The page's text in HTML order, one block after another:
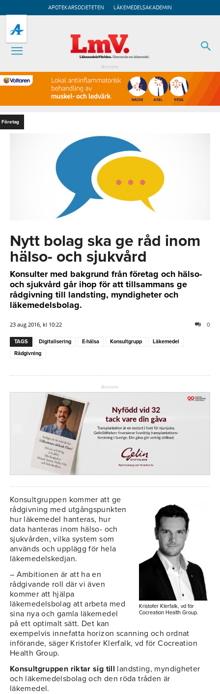
APOTEKARSOCIETETEN LÄKEMEDELSAKADEMIN
Annons
Företag
Nytt bolag ska ge råd inom
hälso- och sjukvård
Konsulter med bakgrund från företag och hälso-
och sjukvård går ihop för att tillsammans ge
rådgivning till landsting, myndigheter och
läkemedelsbolag.
23 aug 2016, kl 10:22 0
TAGS Digitalisering E-hälsa Konsultgrupp
Läkemedel
Rådgivning
Annons
Kristofer Klerfalk, vd för
Cocreation Health Group.
Konsultgruppen kommer att ge
rådgivning med utgångspunkten
hur läkemedel hanteras, hur
data hanteras inom hälso- och
sjukvården, vilka system som
används och upplägg för hela
läkemedelskedjan.
– Ambitionen är att ha en
rådgivande roll där vi även
kommer att hjälpa
läkemedelsbolag att arbeta med
sina nya och gamla läkemedel
på ett optimalt sätt. Det kan
exempelvis innefatta horizon scanning och ordnat
införande, säger Kristofer Klerfalk, vd för Cocreation
Health Group.
Konsultgruppen riktar sig till landsting, myndigheter
och läkemedelsbolag och den röda tråden är
läkemedel.